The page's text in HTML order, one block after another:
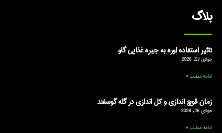
بلاگ
تاثیر استفاده اوره به جیره غذایی گاو
جولای 27, 2026
ادامه مطلب »
زمان قوچ اندازی و کل اندازی در گله گوسفند
جولای 26, 2026
ادامه مطلب »